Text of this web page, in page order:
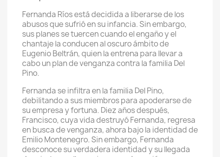
Fernanda Ríos está decidida a liberarse de los
abusos que sufrió en su infancia. Sin embargo,
sus planes se tuercen cuando el engaño y el
chantaje la conducen al oscuro ámbito de
Eugenio Beltrán, quien la entrena para llevar a
cabo un plan de venganza contra la familia Del
Pino.
Fernanda se infiltra en la familia Del Pino,
debilitando a sus miembros para apoderarse de
su empresa y fortuna. Diez años después,
Francisco, cuya vida destruyó Fernanda, regresa
en busca de venganza, ahora bajo la identidad de
Emilio Montenegro. Sin embargo, Fernanda
desconoce su verdadera identidad y su llegada